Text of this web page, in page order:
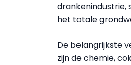
drankenindustrie,
het totale
De belangrijkste
zijn de chemie,